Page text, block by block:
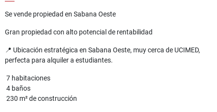
Se vende propiedad en Sabana Oeste
Gran propiedad con alto potencial de rentabilidad
📍 Ubicación estratégica en Sabana Oeste, muy cerca de UCIMED,
perfecta para alquiler a estudiantes.
7 habitaciones
4 baños
230 m² de construcción